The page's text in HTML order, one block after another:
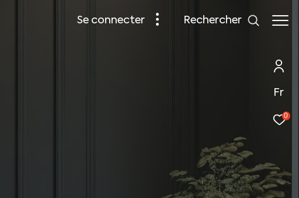
Fr
0
se connecter rechercher